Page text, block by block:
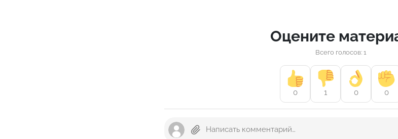
Оцените
Всего голосов: 1
0 1 0 0